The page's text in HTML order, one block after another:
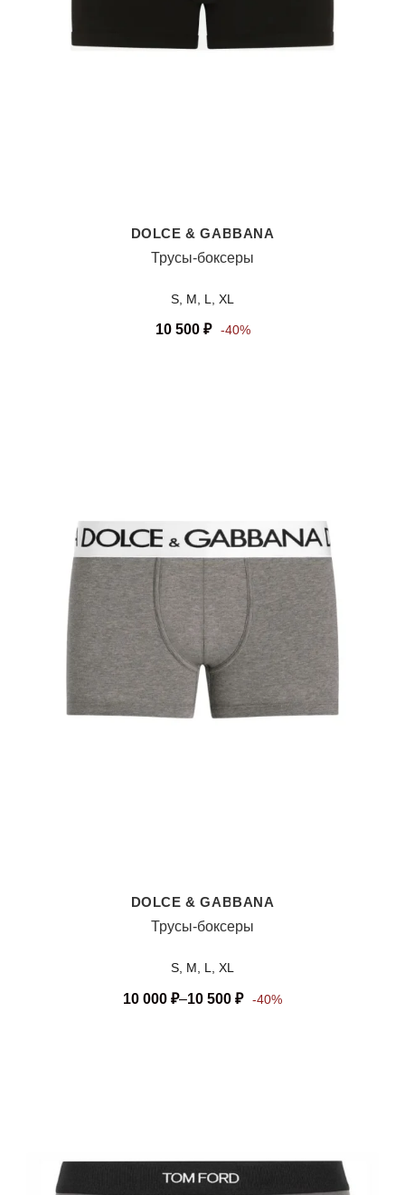
DOLCE & GABBANA
Трусы-боксеры
S, M, L, XL
10 500 ₽ -40%
DOLCE & GABBANA
Трусы-боксеры
S, M, L, XL
10 000 ₽–10 500 ₽ -40%